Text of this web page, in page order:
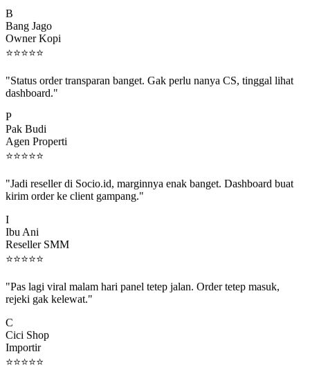
Bang Jago
Owner Kopi
⭐⭐⭐⭐⭐
dashboard."
Pak Budi
Agen Properti
⭐⭐⭐⭐⭐
kirim order ke client gampang."
Ibu Ani
Reseller SMM
⭐⭐⭐⭐⭐
rejeki gak kelewat."
Cici Shop
Importir
⭐⭐⭐⭐⭐